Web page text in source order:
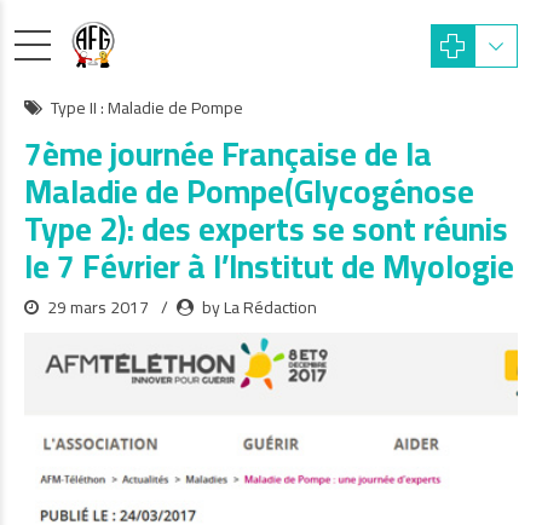
Type II : Maladie de Pompe
7ème journée Française de la
Maladie de Pompe(Glycogénose
Type 2): des experts se sont réunis
le 7 Février à l’Institut de Myologie
29 mars 2017 by La Rédaction